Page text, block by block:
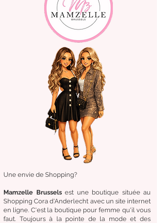
Une envie de Shopping?
Mamzelle Brussels est une boutique située au
Shopping Cora d'Anderlecht avec un site internet
en ligne. C'est la boutique pour femme qu'il vous
faut. Toujours à la pointe de la mode et des